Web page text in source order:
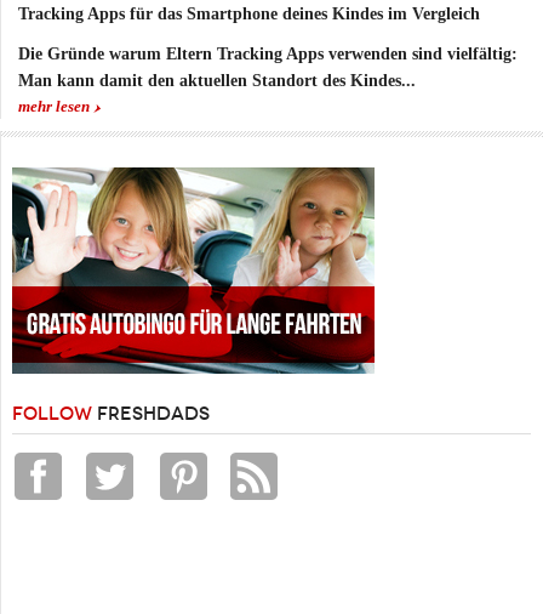
Tracking Apps für das Smartphone deines Kindes im Vergleich
Die Gründe warum Eltern Tracking Apps verwenden sind vielfältig:
Man kann damit den aktuellen Standort des Kindes...
mehr lesen
FOLLOW FRESHDADS